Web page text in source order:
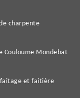
charpente
Couloume Mondebat
faitage et faitière